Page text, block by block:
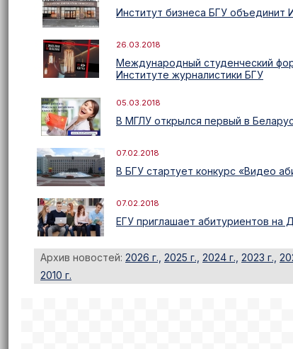
Институт бизнеса БГУ
26.03.2018
Международный студенческий
Институте журналистики БГУ
05.03.2018
В МГЛУ открылся первый в
07.02.2018
В БГУ стартует конкурс «Видео
07.02.2018
ЕГУ приглашает абитуриентов на
Архив новостей: 2026 г., 2025 г., 2024 г., 2023 г.,
2010 г.